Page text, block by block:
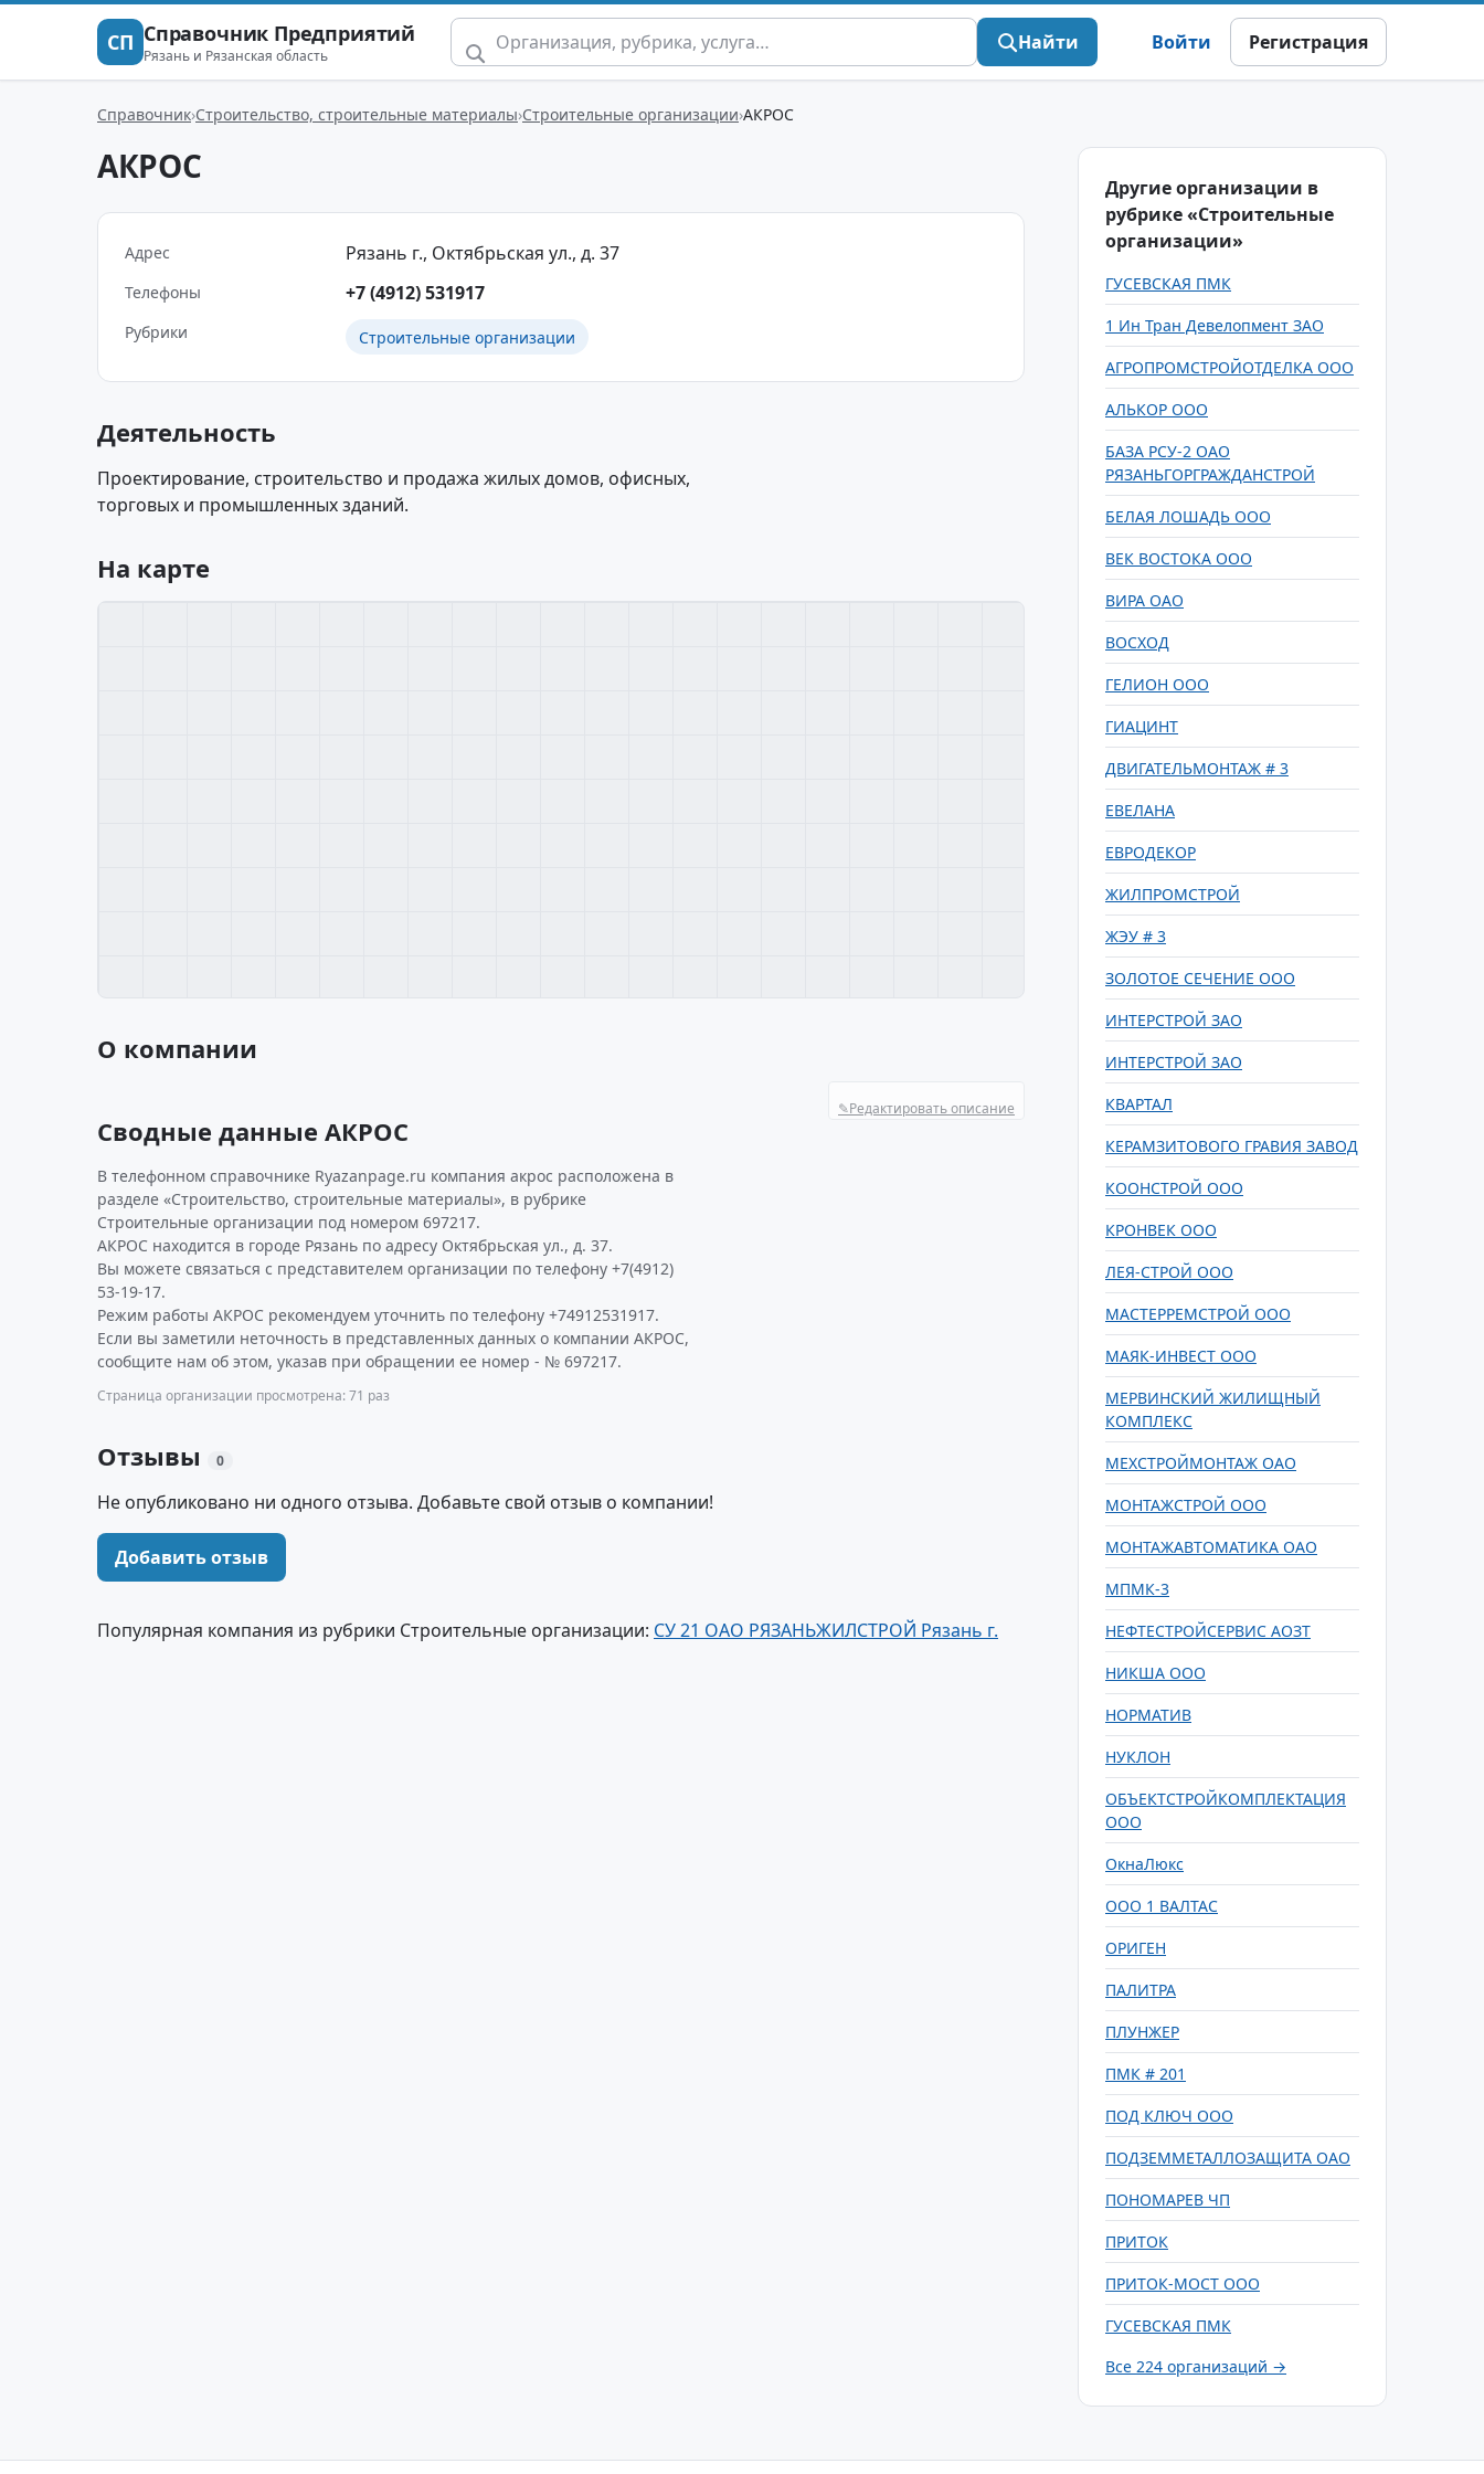
СП Справочник Предприятий
Рязань и Рязанская область
Найти Войти Регистрация
Справочник Строительство, строительные материалы Строительные организации АКРОС
АКРОС
Адрес Рязань г., Октябрьская ул., д. 37
Телефоны +7 (4912) 531917
Рубрики Строительные организации
Деятельность
Проектирование, строительство и продажа жилых домов, офисных,
торговых и промышленных зданий.
На карте
О компании
✎Редактировать описание
Сводные данные АКРОС
В телефонном справочнике Ryazanpage.ru компания акрос расположена в
разделе «Строительство, строительные материалы», в рубрике
Строительные организации под номером 697217.
АКРОС находится в городе Рязань по адресу Октябрьская ул., д. 37.
Вы можете связаться с представителем организации по телефону +7(4912)
53-19-17.
Режим работы АКРОС рекомендуем уточнить по телефону +74912531917.
Если вы заметили неточность в представленных данных о компании АКРОС,
сообщите нам об этом, указав при обращении ее номер - № 697217.
Страница организации просмотрена: 71 раз
Отзывы 0
Не опубликовано ни одного отзыва. Добавьте свой отзыв о компании!
Добавить отзыв
Популярная компания из рубрики Строительные организации: СУ 21 ОАО РЯЗАНЬЖИЛСТРОЙ Рязань г.
Другие организации в
рубрике «Строительные
организации»
ГУСЕВСКАЯ ПМК
1 Ин Тран Девелопмент ЗАО
АГРОПРОМСТРОЙОТДЕЛКА ООО
АЛЬКОР ООО
БАЗА РСУ-2 ОАО
РЯЗАНЬГОРГРАЖДАНСТРОЙ
БЕЛАЯ ЛОШАДЬ ООО
ВЕК ВОСТОКА ООО
ВИРА ОАО
ВОСХОД
ГЕЛИОН ООО
ГИАЦИНТ
ДВИГАТЕЛЬМОНТАЖ # 3
ЕВЕЛАНА
ЕВРОДЕКОР
ЖИЛПРОМСТРОЙ
ЖЭУ # 3
ЗОЛОТОЕ СЕЧЕНИЕ ООО
ИНТЕРСТРОЙ ЗАО
ИНТЕРСТРОЙ ЗАО
КВАРТАЛ
КЕРАМЗИТОВОГО ГРАВИЯ ЗАВОД
КООНСТРОЙ ООО
КРОНВЕК OOO
ЛЕЯ-СТРОЙ ООО
МАСТЕРРЕМСТРОЙ ООО
МАЯК-ИНВЕСТ ООО
МЕРВИНСКИЙ ЖИЛИЩНЫЙ
КОМПЛЕКС
МЕХСТРОЙМОНТАЖ ОАО
МОНТАЖСТРОЙ ООО
МОНТАЖАВТОМАТИКА ОАО
МПМК-3
НЕФТЕСТРОЙСЕРВИС АОЗТ
НИКША ООО
НОРМАТИВ
НУКЛОН
ОБЪЕКТСТРОЙКОМПЛЕКТАЦИЯ
ООО
ОкнаЛюкс
ООО 1 ВАЛТАС
ОРИГЕН
ПАЛИТРА
ПЛУНЖЕР
ПМК # 201
ПОД КЛЮЧ ООО
ПОДЗЕММЕТАЛЛОЗАЩИТА ОАО
ПОНОМАРЕВ ЧП
ПРИТОК
ПРИТОК-МОСТ ООО
ГУСЕВСКАЯ ПМК
Все 224 организаций →